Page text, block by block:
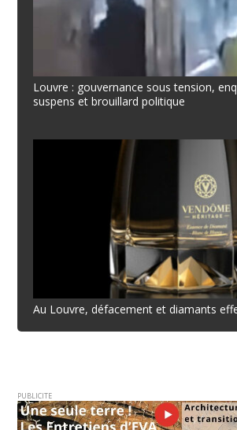
Louvre : gouvernance sous tension,
suspens et brouillard politique
Au Louvre, défacement et diamants
PUBLICITE